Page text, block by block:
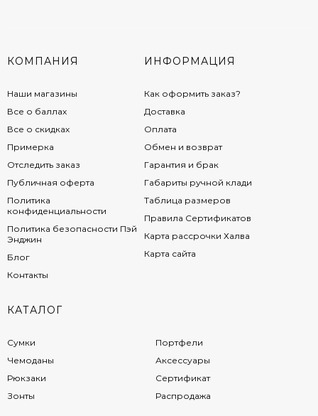
КОМПАНИЯ
Наши магазины
Все о баллах
Все о скидках
Примерка
Отследить заказ
Публичная оферта
Политика
конфиденциальности
Политика безопасности Пэй
Энджин
Блог
Контакты
ИНФОРМАЦИЯ
Как оформить заказ?
Доставка
Оплата
Обмен и возврат
Гарантия и брак
Габариты ручной клади
Таблица размеров
Правила Сертификатов
Карта рассрочки Халва
Карта сайта
КАТАЛОГ
Сумки
Чемоданы
Рюкзаки
Зонты
Портфели
Аксессуары
Сертификат
Распродажа